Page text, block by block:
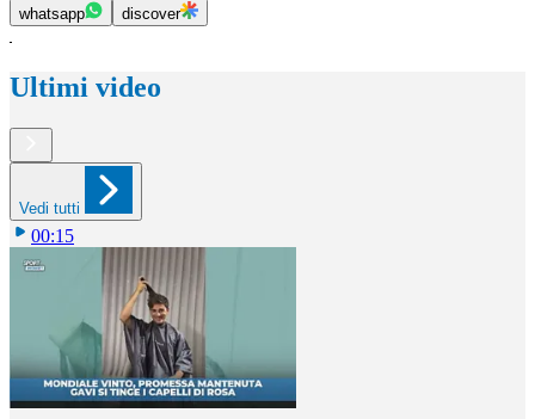
whatsapp discover
Ultimi video
Vedi tutti
00:15